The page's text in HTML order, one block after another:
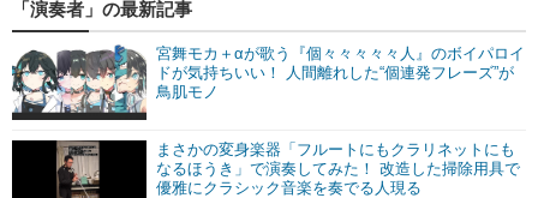
「演奏者」の最新記事
宮舞モカ＋αが歌う『個々々々々々人』のボイパロイ
ドが気持ちいい！ 人間離れした“個連発フレーズ”が
鳥肌モノ
まさかの変身楽器「フルートにもクラリネットにも
なるほうき」で演奏してみた！ 改造した掃除用具で
優雅にクラシック音楽を奏でる人現る